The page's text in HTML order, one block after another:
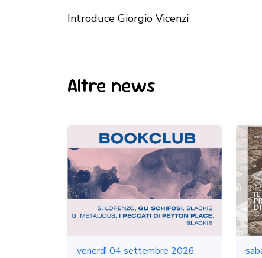
Introduce Giorgio Vicenzi
Altre news
venerdì 04 settembre 2026